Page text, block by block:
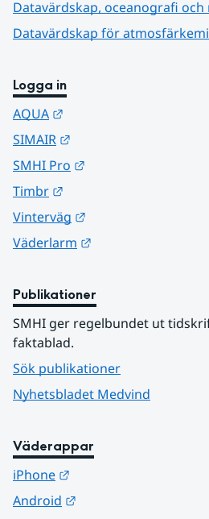
Datavärdskap, oceanografi
Datavärdskap för atmosfärkemi
Logga in
AQUA
SIMAIR
SMHI Pro
Timbr
Vinterväg
Väderlarm
Publikationer
SMHI ger regelbundet ut
faktablad.
Sök publikationer
Nyhetsbladet Medvind
Väderappar
iPhone
Android